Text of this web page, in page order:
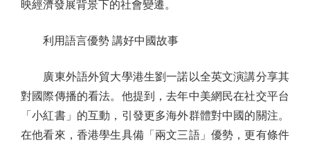
映經濟發展背景下的社會變遷。
利用語言優勢 講好中國故事
廣東外語外貿大學港生劉一諾以全英文演講分享其
對國際傳播的看法。他提到，去年中美網民在社交平台
「小紅書」的互動，引發更多海外群體對中國的關注。
在他看來，香港學生具備「兩文三語」優勢，更有條件